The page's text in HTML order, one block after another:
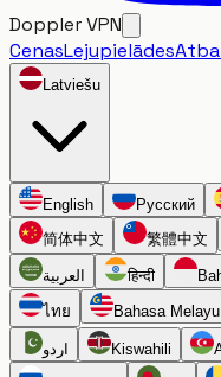
Doppler VPN
CenasLejupielādes
Latviešu
English Русский
简体中文
繁體中文
العربية हिन्दी
ไทย
Bahasa Melayu
اردو Kiswahili